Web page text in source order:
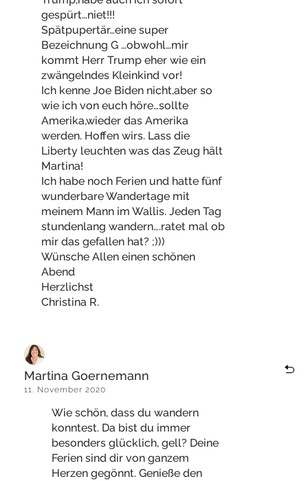
gespürt…niet!!!
Spätpupertär…eine super
Bezeichnung G …obwohl…mir
kommt Herr Trump eher wie ein
zwängelndes Kleinkind vor!
Ich kenne Joe Biden nicht,aber so
wie ich von euch höre…sollte
Amerika,wieder das Amerika
werden. Hoffen wirs. Lass die
Liberty leuchten was das Zeug hält
Martina!
Ich habe noch Ferien und hatte fünf
wunderbare Wandertage mit
meinem Mann im Wallis. Jeden Tag
stundenlang wandern….ratet mal ob
mir das gefallen hat? ;)))
Wünsche Allen einen schönen
Abend
Herzlichst
Christina R.
Martina Goernemann
11. November 2020
Wie schön, dass du wandern
konntest. Da bist du immer
besonders glücklich, gell? Deine
Ferien sind dir von ganzem
Herzen gegönnt. Genieße den